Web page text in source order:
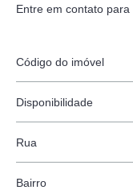
Entre em contato
Código do imóvel
Disponibilidade
Rua
Bairro